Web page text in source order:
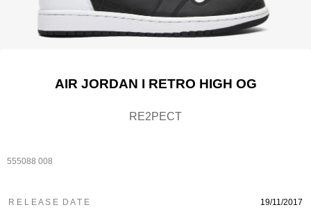
AIR JORDAN I RETRO HIGH OG
RE2PECT
555088 008
R E L E A S E D A T E 19/11/2017